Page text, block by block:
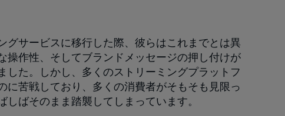
グサービスに移行した際、彼らはこれまでとは異
作性、そしてブランドメッセージの押し付けが
た。しかし、多くのストリーミングプラットフ
に苦戦しており、多くの消費者がそもそも見限っ
ばそのまま踏襲してしまっています。